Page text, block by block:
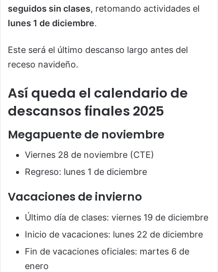
seguidos sin clases, retomando actividades el
lunes 1 de diciembre.
Este será el último descanso largo antes del
receso navideño.
Así queda el calendario de
descansos finales 2025
Megapuente de noviembre
Viernes 28 de noviembre (CTE)
Regreso: lunes 1 de diciembre
Vacaciones de invierno
Último día de clases: viernes 19 de diciembre
Inicio de vacaciones: lunes 22 de diciembre
Fin de vacaciones oficiales: martes 6 de
enero